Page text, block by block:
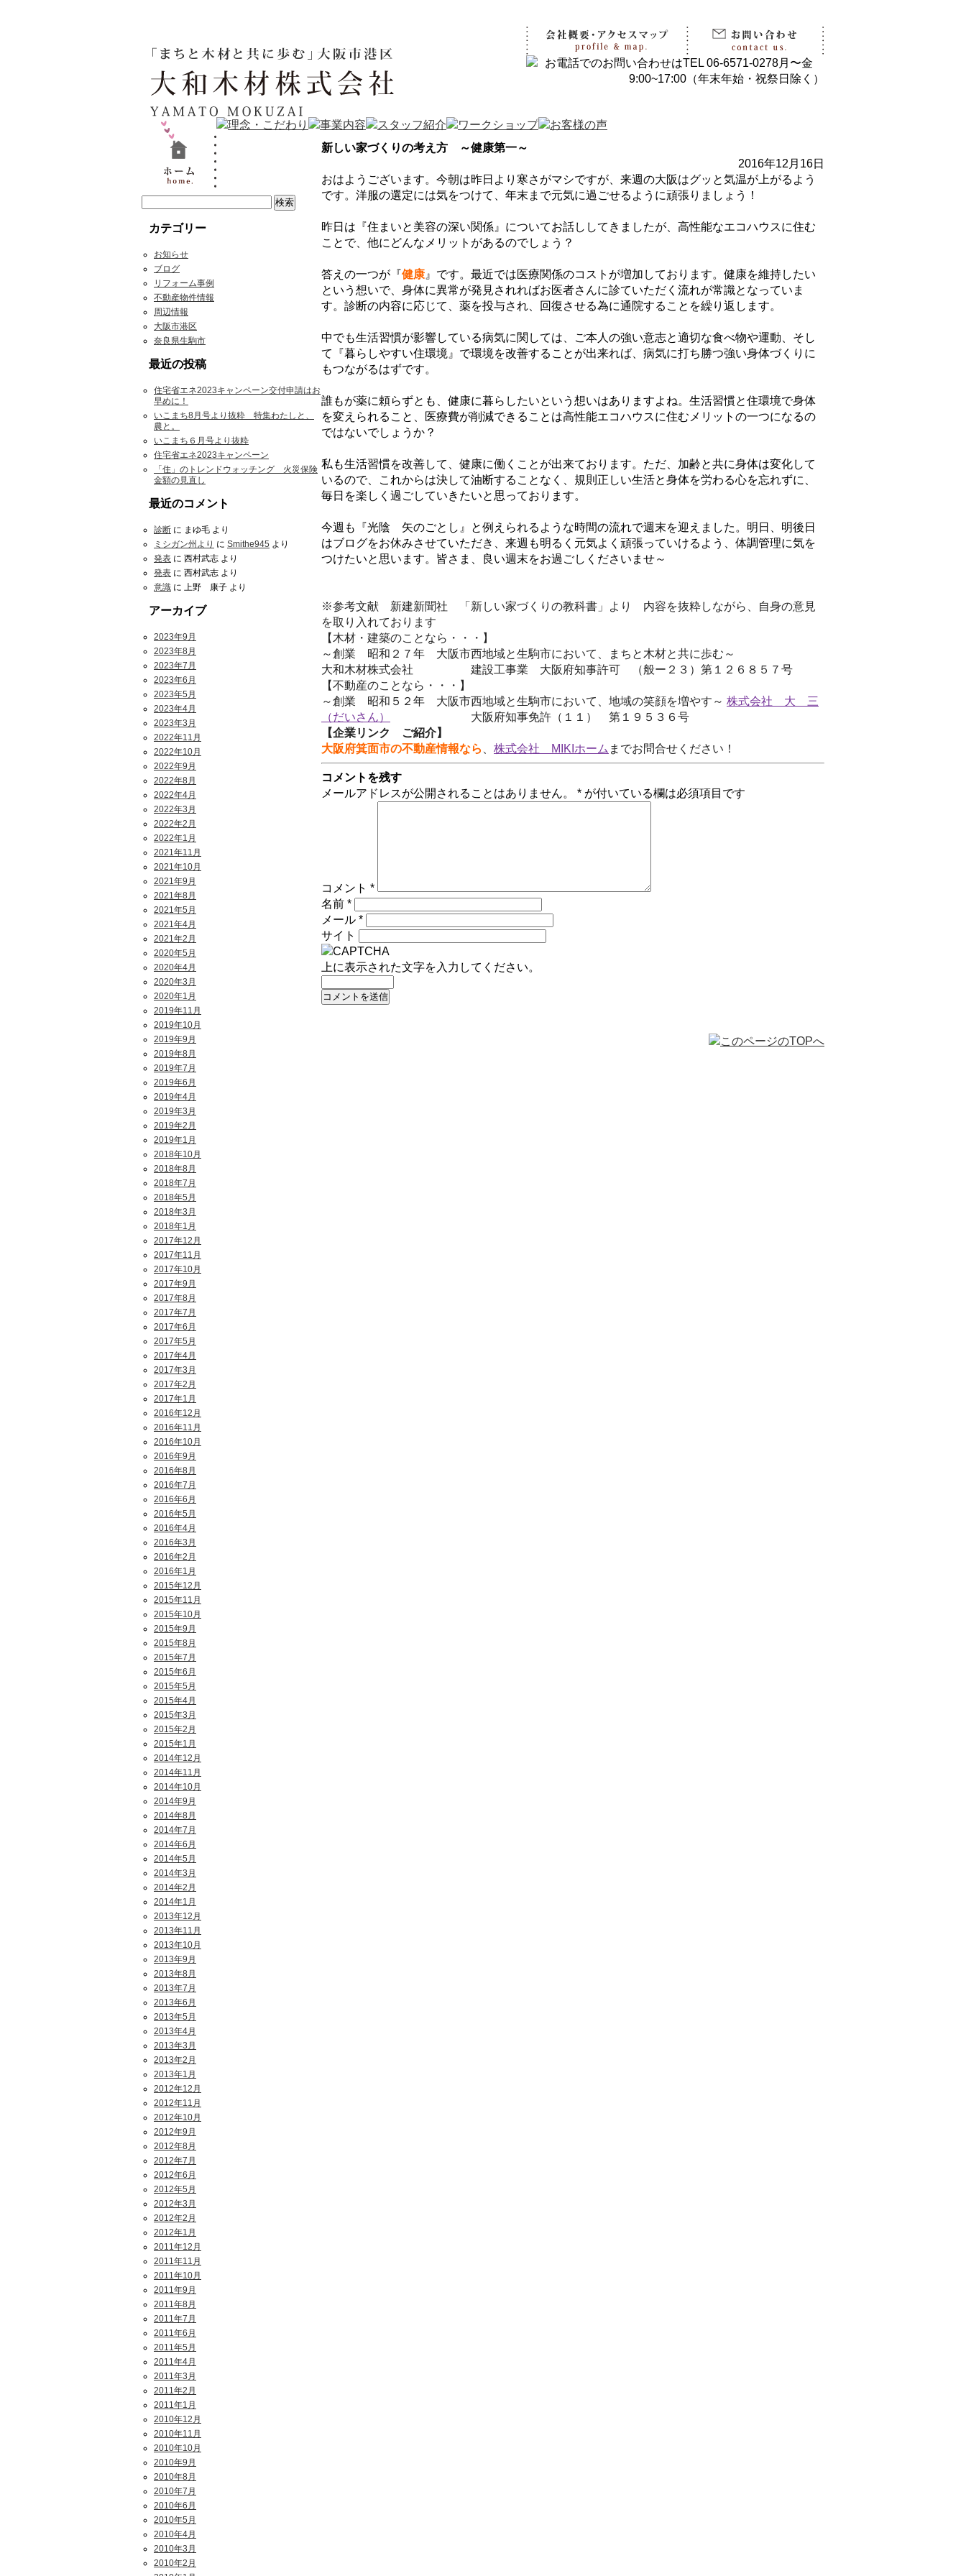
新しい家づくりの考え方 ～健康第一～
2016年12月16日
おはようございます。今朝は昨日より寒さがマシですが、来週の大阪はグッと気温が上がるよう
です。洋服の選定には気をつけて、年末まで元気に過ごせるように頑張りましょう！
昨日は『住まいと美容の深い関係』についてお話ししてきましたが、高性能なエコハウスに住む
ことで、他にどんなメリットがあるのでしょう？
答えの一つが『健康 』です。最近では医療関係のコストが増加しております。健康を維持したい
という想いで、身体に異常が発見されればお医者さんに診ていただく流れが常識となっていま
す。診断の内容に応じて、薬を投与され、回復させる為に通院することを繰り返します。
中でも生活習慣が影響している病気に関しては、ご本人の強い意志と適切な食べ物や運動、そし
て『暮らしやすい住環境』で環境を改善することが出来れば、病気に打ち勝つ強い身体づくりに
もつながるはずです。
誰もが薬に頼らずとも、健康に暮らしたいという想いはありますよね。生活習慣と住環境で身体
を変えられること、医療費が削減できることは高性能エコハウスに住むメリットの一つになるの
ではないでしょうか？
私も生活習慣を改善して、健康に働くことが出来ております。ただ、加齢と共に身体は変化して
いるので、これからは決して油断することなく、規則正しい生活と身体を労わる心を忘れずに、
毎日を楽しく過ごしていきたいと思っております。
今週も『光陰 矢のごとし』と例えられるような時間の流れで週末を迎えました。明日、明後日
はブログをお休みさせていただき、来週も明るく元気よく頑張っていけるよう、体調管理に気を
つけたいと思います。皆さま、良い週末をお過ごしくださいませ～
※参考文献 新建新聞社 「新しい家づくりの教科書」より 内容を抜粋しながら、自身の意見
を取り入れております
【木材・建築のことなら・・・】
～創業 昭和２７年 大阪市西地域と生駒市において、まちと木材と共に歩む～
大和木材株式会社 建設工事業 大阪府知事許可 （般ー２３）第１２６８５７号
【不動産のことなら・・・】
～創業 昭和５２年 大阪市西地域と生駒市において、 地域の笑顔を増やす～ 株式会社 大 三
（だいさん）
大阪府知事免許（１１） 第１９５３６号
【企業リンク ご紹介】
大阪府箕面市の不動産情報なら
株式会社 MIKIホーム までお問合せください！
コメントを残す
メールアドレスが公開されることはありません。
* が付いている欄は必須項目です
コメント *
名前 *
メール *
サイト
上に表示された文字を入力してください。
カテゴリー
お知らせ
ブログ
リフォーム事例
不動産物件情報
周辺情報
大阪市港区
奈良県生駒市
最近の投稿
住宅省エネ2023キャンペーン交付申請はお
早めに！
いこまち8月号より抜粋 特集わたしと、
農と。
いこまち６月号より抜粋
住宅省エネ2023キャンペーン
「住」のトレンドウォッチング 火災保険
金額の見直し
最近のコメント
診断 に まゆ毛 より
ミシガン州より に Smithe945 より
発表 に 西村武志 より
発表 に 西村武志 より
意識 に 上野 康子 より
アーカイブ
2023年9月
2023年8月
2023年7月
2023年6月
2023年5月
2023年4月
2023年3月
2022年11月
2022年10月
2022年9月
2022年8月
2022年4月
2022年3月
2022年2月
2022年1月
2021年11月
2021年10月
2021年9月
2021年8月
2021年5月
2021年4月
2021年2月
2020年5月
2020年4月
2020年3月
2020年1月
2019年11月
2019年10月
2019年9月
2019年8月
2019年7月
2019年6月
2019年4月
2019年3月
2019年2月
2019年1月
2018年10月
2018年8月
2018年7月
2018年5月
2018年3月
2018年1月
2017年12月
2017年11月
2017年10月
2017年9月
2017年8月
2017年7月
2017年6月
2017年5月
2017年4月
2017年3月
2017年2月
2017年1月
2016年12月
2016年11月
2016年10月
2016年9月
2016年8月
2016年7月
2016年6月
2016年5月
2016年4月
2016年3月
2016年2月
2016年1月
2015年12月
2015年11月
2015年10月
2015年9月
2015年8月
2015年7月
2015年6月
2015年5月
2015年4月
2015年3月
2015年2月
2015年1月
2014年12月
2014年11月
2014年10月
2014年9月
2014年8月
2014年7月
2014年6月
2014年5月
2014年3月
2014年2月
2014年1月
2013年12月
2013年11月
2013年10月
2013年9月
2013年8月
2013年7月
2013年6月
2013年5月
2013年4月
2013年3月
2013年2月
2013年1月
2012年12月
2012年11月
2012年10月
2012年9月
2012年8月
2012年7月
2012年6月
2012年5月
2012年3月
2012年2月
2012年1月
2011年12月
2011年11月
2011年10月
2011年9月
2011年8月
2011年7月
2011年6月
2011年5月
2011年4月
2011年3月
2011年2月
2011年1月
2010年12月
2010年11月
2010年10月
2010年9月
2010年8月
2010年7月
2010年6月
2010年5月
2010年4月
2010年3月
2010年2月